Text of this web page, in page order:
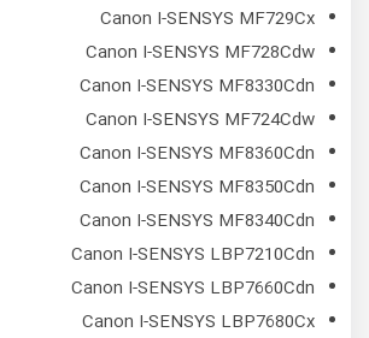
Canon I-SENSYS MF729Cx
Canon I-SENSYS MF728Cdw
Canon I-SENSYS MF8330Cdn
Canon I-SENSYS MF724Cdw
Canon I-SENSYS MF8360Cdn
Canon I-SENSYS MF8350Cdn
Canon I-SENSYS MF8340Cdn
Canon I-SENSYS LBP7210Cdn
Canon I-SENSYS LBP7660Cdn
Canon I-SENSYS LBP7680Cx